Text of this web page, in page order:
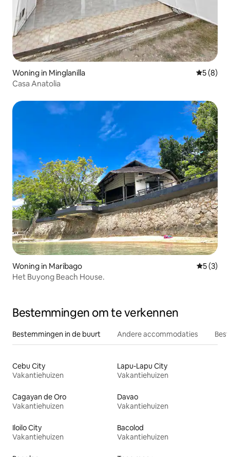
Woning in Minglanilla
5 (8)
Casa Anatolia
Woning in Maribago
5 (3)
Het Buyong Beach House.
Bestemmingen om te verkennen
Bestemmingen in de buurt Andere accommodaties
Cebu City
Vakantiehuizen
Lapu-Lapu City
Vakantiehuizen
Cagayan de Oro
Vakantiehuizen
Davao
Vakantiehuizen
Iloilo City
Vakantiehuizen
Bacolod
Vakantiehuizen